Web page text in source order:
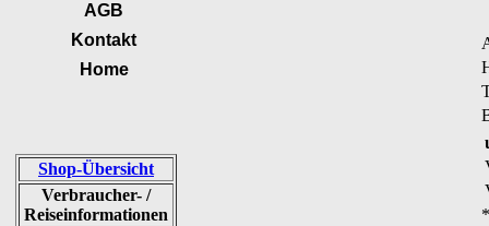
AGB
Kontakt
Home
Shop-Übersicht
Verbraucher- /
Reiseinformationen
*